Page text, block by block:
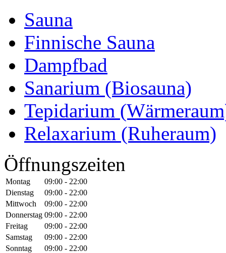
Sauna
Finnische Sauna
Dampfbad
Sanarium (Biosauna)
Tepidarium
Relaxarium (Ruheraum)
Öffnungszeiten
Montag
09:00 - 22:00
Dienstag
09:00 - 22:00
Mittwoch
09:00 - 22:00
Donnerstag 09:00 - 22:00
Freitag
09:00 - 22:00
Samstag
09:00 - 22:00
Sonntag
09:00 - 22:00